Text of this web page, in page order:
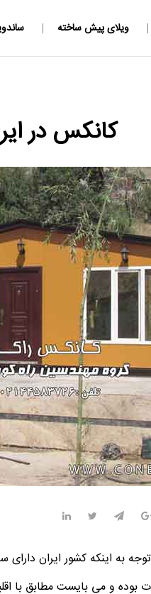
ویلای پیش ساخته
کانکس در
به اینکه کشور ایران
و می بایست مطابق با